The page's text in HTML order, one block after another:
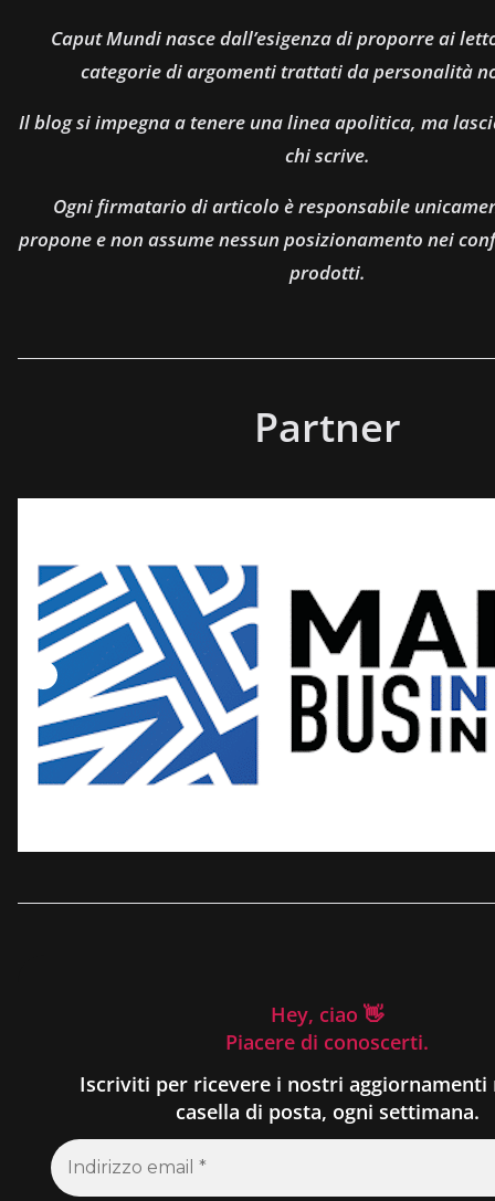
Caput Mundi nasce dall’esigenza di proporre ai
categorie di argomenti trattati da personalità
Il blog si impegna a tenere una linea apolitica, ma
chi scrive.
Ogni firmatario di articolo è responsabile
propone e non assume nessun posizionamento nei
prodotti.
Partner
Hey, ciao 👋
Piacere di conoscerti.
Iscriviti per ricevere i nostri aggiornamenti
casella di posta, ogni settimana.